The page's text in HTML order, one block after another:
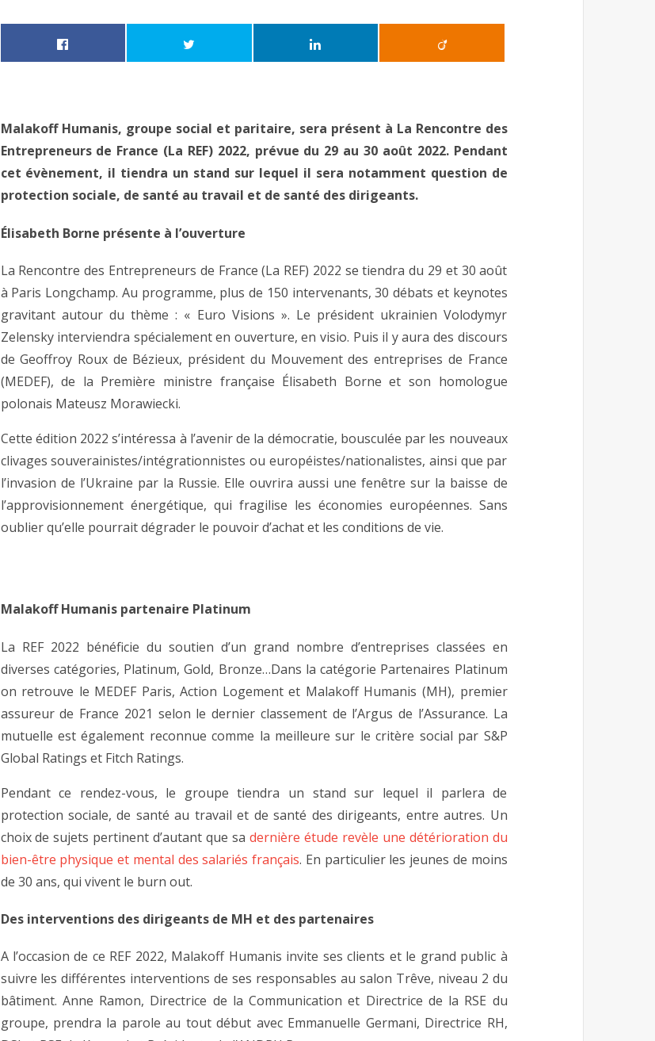
Malakoff Humanis, groupe social et paritaire, sera présent à La Rencontre des
Entrepreneurs de France (La REF) 2022, prévue du 29 au 30 août 2022. Pendant
cet évènement, il tiendra un stand sur lequel il sera notamment question de
protection sociale, de santé au travail et de santé des dirigeants.
Élisabeth Borne présente à l’ouverture
La Rencontre des Entrepreneurs de France (La REF) 2022 se tiendra du 29 et 30 août
à Paris Longchamp. Au programme, plus de 150 intervenants, 30 débats et keynotes
gravitant autour du thème : « Euro Visions ». Le président ukrainien Volodymyr
Zelensky interviendra spécialement en ouverture, en visio. Puis il y aura des discours
de Geoffroy Roux de Bézieux, président du Mouvement des entreprises de France
(MEDEF), de la Première ministre française Élisabeth Borne et son homologue
polonais Mateusz Morawiecki.
Cette édition 2022 s’intéressa à l’avenir de la démocratie, bousculée par les nouveaux
clivages souverainistes/intégrationnistes ou européistes/nationalistes, ainsi que par
l’invasion de l’Ukraine par la Russie. Elle ouvrira aussi une fenêtre sur la baisse de
l’approvisionnement énergétique, qui fragilise les économies européennes. Sans
oublier qu’elle pourrait dégrader le pouvoir d’achat et les conditions de vie.
Malakoff Humanis partenaire Platinum
La REF 2022 bénéficie du soutien d’un grand nombre d’entreprises classées en
diverses catégories, Platinum, Gold, Bronze…Dans la catégorie Partenaires Platinum
on retrouve le MEDEF Paris, Action Logement et Malakoff Humanis (MH), premier
assureur de France 2021 selon le dernier classement de l’Argus de l’Assurance. La
mutuelle est également reconnue comme la meilleure sur le critère social par S&P
Global Ratings et Fitch Ratings.
Pendant ce rendez-vous, le groupe tiendra un stand sur lequel il parlera de
protection sociale, de santé au travail et de santé des dirigeants, entre autres. Un
choix de sujets pertinent d’autant que sa dernière étude revèle une détérioration du
bien-être physique et mental des salariés français. En particulier les jeunes de moins
de 30 ans, qui vivent le burn out.
Des interventions des dirigeants de MH et des partenaires
A l’occasion de ce REF 2022, Malakoff Humanis invite ses clients et le grand public à
suivre les différentes interventions de ses responsables au salon Trêve, niveau 2 du
bâtiment. Anne Ramon, Directrice de la Communication et Directrice de la RSE du
groupe, prendra la parole au tout début avec Emmanuelle Germani, Directrice RH,